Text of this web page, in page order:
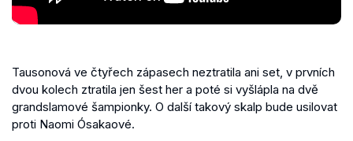
Tausonová ve čtyřech zápasech neztratila ani set, v prvních
dvou kolech ztratila jen šest her a poté si vyšlápla na dvě
grandslamové šampionky. O další takový skalp bude usilovat
proti Naomi Ósakaové.